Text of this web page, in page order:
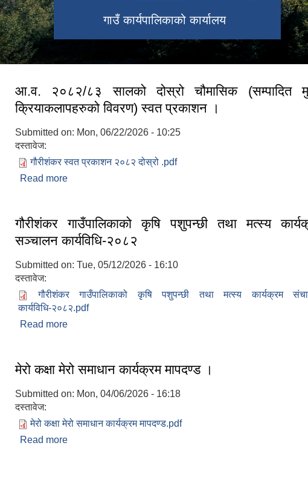
गाउँ कार्यपालिकाको कार्यालय
आ.व. २०८२/८३ सालको दोस्रो चौमासिक (सम्पादित
क्रियाकलापहरुको विवरण) स्वत प्रकाशन ।
Submitted on: Mon, 06/22/2026 - 10:25
दस्तावेज:
गौरीशंकर स्वत प्रकाशन २०८२ दोस्रो .pdf
Read more
गौरीशंकर गाउँपालिकाको कृषि पशुपन्छी तथा मत्स्य
सञ्चालन कार्यविधि-२०८२
Submitted on: Tue, 05/12/2026 - 16:10
दस्तावेज:
गौरीशंकर गाउँपालिकाको कृषि पशुपन्छी तथा मत्स्य कार्यक्रम
कार्यविधि-२०८२.pdf
Read more
मेरो कक्षा मेरो समाधान कार्यक्रम मापदण्ड ।
Submitted on: Mon, 04/06/2026 - 16:18
दस्तावेज:
मेरो कक्षा मेरो समाधान कार्यक्रम मापदण्ड.pdf
Read more